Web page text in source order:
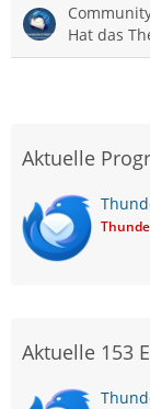
Hat das
Aktuelle
Aktuelle 153